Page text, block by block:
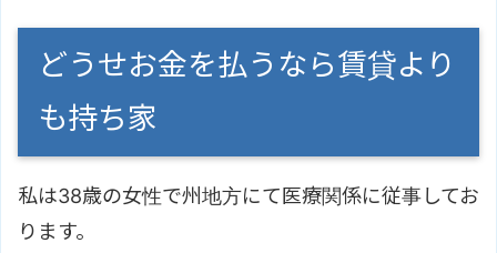
どうせお金を払うなら賃貸より
も持ち家
私は38歳の女性で州地方にて医療関係に従事してお
ります。